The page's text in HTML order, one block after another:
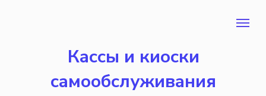
Кассы и киоски
самообслуживания